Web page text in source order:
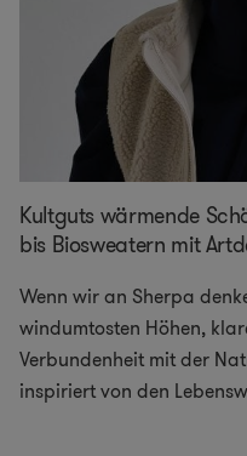
Kultguts wärmende
bis Biosweatern mit
Wenn wir an Sherpa
windumtosten Höhen,
Verbundenheit mit der
inspiriert von den